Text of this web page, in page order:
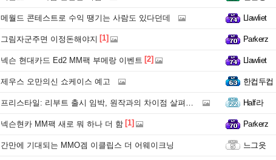
메월드 콘테스트로 수익 땡기는 사람도 있다던데 Llawliet
그림자군주면 이정돈해야지 [1] Parkerz
넥슨 현대카드 Ed2 MM팩 부메랑 이벤트 [2] Llawliet
제우스 오만의신 쇼케이스 예고 한컵두컵
프리스타일: 리부트 출시 임박, 원작과의 차이점 살펴보기 Half라
넥슨현카 MM팩 새로 뭐 하나 더 함 [1] Parkerz
간만에 기대되는 MMO겜 이클립스 더 어웨이크닝 느그읏